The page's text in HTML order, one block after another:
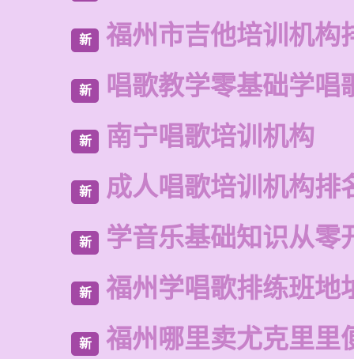
新 福州市吉他培训机构
新 唱歌教学零基础学唱
新 南宁唱歌培训机构
新 成人唱歌培训机构排
新 学音乐基础知识从零
新 福州学唱歌排练班地
新 福州哪里卖尤克里里